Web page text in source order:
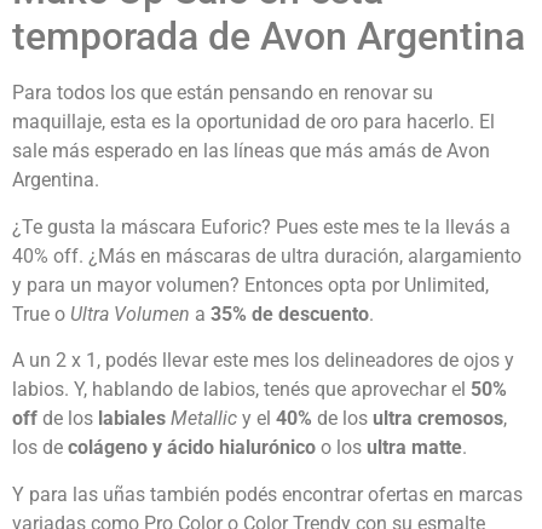
temporada de Avon Argentina
Para todos los que están pensando en renovar su
maquillaje, esta es la oportunidad de oro para hacerlo. El
sale más esperado en las líneas que más amás de Avon
Argentina.
¿Te gusta la máscara Euforic? Pues este mes te la llevás a
40% off. ¿Más en máscaras de ultra duración, alargamiento
y para un mayor volumen? Entonces opta por Unlimited,
True o Ultra Volumen a 35% de descuento.
A un 2 x 1, podés llevar este mes los delineadores de ojos y
labios. Y, hablando de labios, tenés que aprovechar el 50%
off de los labiales Metallic y el 40% de los ultra cremosos,
los de colágeno y ácido hialurónico o los ultra matte.
Y para las uñas también podés encontrar ofertas en marcas
variadas como Pro Color o Color Trendy con su esmalte